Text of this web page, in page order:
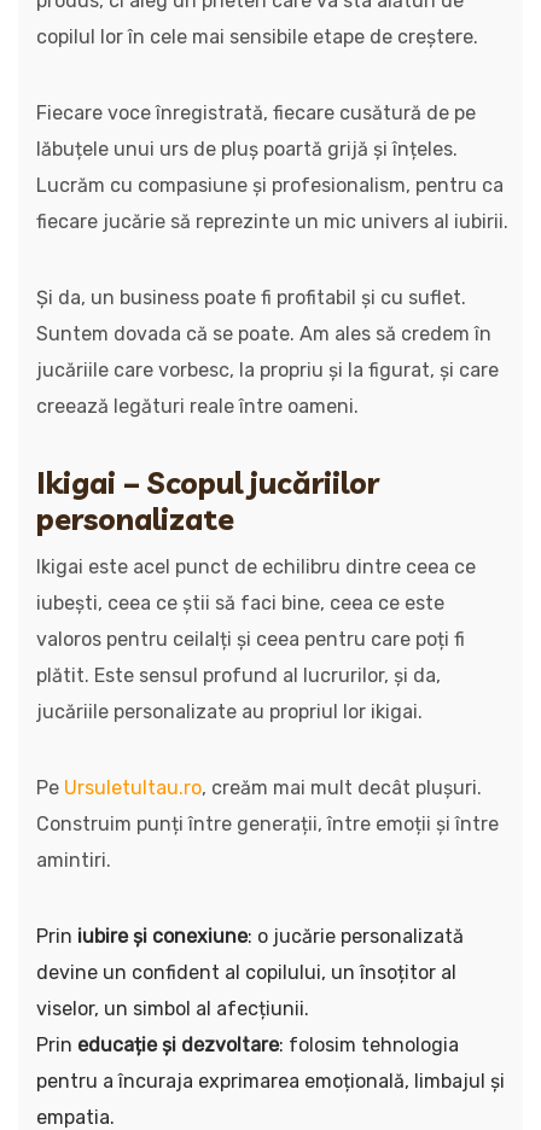
copilul lor în cele mai sensibile etape de creștere.
Fiecare voce înregistrată, fiecare cusătură de pe
lăbuțele unui urs de pluș poartă grijă și înțeles.
Lucrăm cu compasiune și profesionalism, pentru ca
fiecare jucărie să reprezinte un mic univers al iubirii.
Și da, un business poate fi profitabil și cu suflet.
Suntem dovada că se poate. Am ales să credem în
jucăriile care vorbesc, la propriu și la figurat, și care
creează legături reale între oameni.
Ikigai – Scopul jucăriilor
personalizate
Ikigai este acel punct de echilibru dintre ceea ce
iubești, ceea ce știi să faci bine, ceea ce este
valoros pentru ceilalți și ceea pentru care poți fi
plătit. Este sensul profund al lucrurilor, și da,
jucăriile personalizate au propriul lor ikigai.
Pe Ursuletultau.ro, creăm mai mult decât plușuri.
Construim punți între generații, între emoții și între
amintiri.
Prin iubire și conexiune: o jucărie personalizată
devine un confident al copilului, un însoțitor al
viselor, un simbol al afecțiunii.
Prin educație și dezvoltare: folosim tehnologia
pentru a încuraja exprimarea emoțională, limbajul și
empatia.